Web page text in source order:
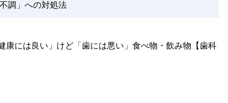
調」への対処法
康には良い」けど「歯には悪い」食べ物・飲み物【歯科